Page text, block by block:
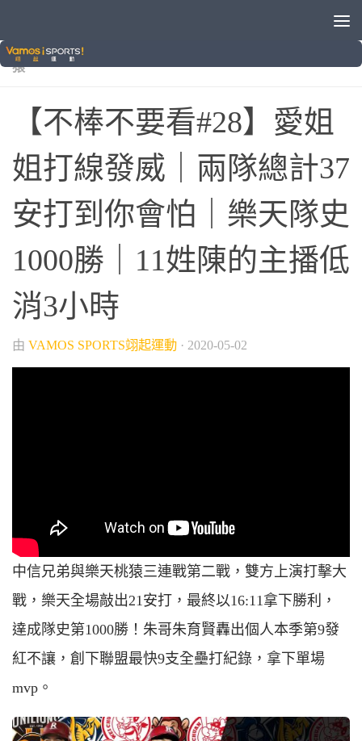
VAMOS自製節目
猿
【不棒不要看#28】愛姐
姐打線發威｜兩隊總計37
安打到你會怕｜樂天隊史
1000勝｜11姓陳的主播低
消3小時
由 VAMOS SPORTS翊起運動 · 2020-05-02
中信兄弟與樂天桃猿三連戰第二戰，雙方上演打擊大
戰，樂天全場敲出21安打，最終以16:11拿下勝利，
達成隊史第1000勝！朱哥朱育賢轟出個人本季第9發
紅不讓，創下聯盟最快9支全壘打紀錄，拿下單場
mvp。